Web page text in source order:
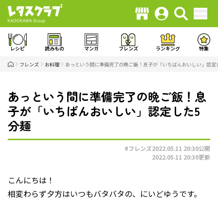
レシピ 読みもの マンガ フレンズ ランキング 特集
フレンズ お料理 あっという間に準備完了の晩ご飯！息子が「いちばんおいしい」認定
あっという間に準備完了の晩ご飯！息
子が「いちばんおいしい」認定した5
分麺
#フレンズ2022.05.11 20:30公開
2022.05.11 20:30更新
こんにちは！
相変わらず夕方はいつもバタバタの、にいどゆうです。